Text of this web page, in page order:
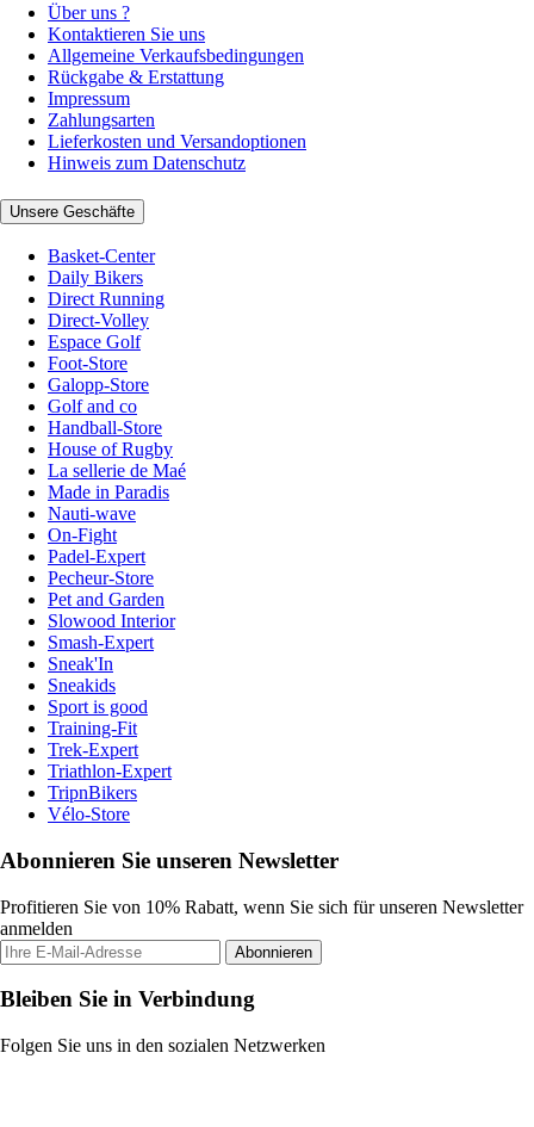
Über uns ?
Kontaktieren Sie uns
Allgemeine Verkaufsbedingungen
Rückgabe & Erstattung
Impressum
Zahlungsarten
Lieferkosten und Versandoptionen
Hinweis zum Datenschutz
Unsere Geschäfte
Basket-Center
Daily Bikers
Direct Running
Direct-Volley
Espace Golf
Foot-Store
Galopp-Store
Golf and co
Handball-Store
House of Rugby
La sellerie de Maé
Made in Paradis
Nauti-wave
On-Fight
Padel-Expert
Pecheur-Store
Pet and Garden
Slowood Interior
Smash-Expert
Sneak'In
Sneakids
Sport is good
Training-Fit
Trek-Expert
Triathlon-Expert
TripnBikers
Vélo-Store
Abonnieren Sie unseren Newsletter
Profitieren Sie von 10% Rabatt, wenn Sie sich für unseren Newsletter
anmelden
Abonnieren
Bleiben Sie in Verbindung
Folgen Sie uns in den sozialen Netzwerken